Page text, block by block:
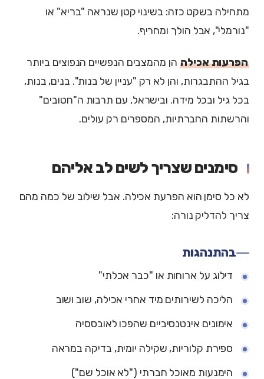
מתחילה בשקט כזה: בשינוי קטן שנראה "בריא" או
"נורמלי", אבל הולך ומחריף.
הפרעות אכילה הן מהמצבים הנפשיים הנפוצים ביותר
בגיל ההתבגרות, והן לא רק "עניין של בנות". בנים, בנות,
בכל גיל ובכל מידה. ובישראל, עם תרבות ה"חטובים"
והרשתות החברתיות, המספרים רק עולים.
סימנים שצריך לשים לב אליהם
לא כל סימן הוא הפרעת אכילה. אבל שילוב של כמה מהם
צריך להדליק נורה:
בהתנהגות
דילוג על ארוחות או "כבר אכלתי"
הליכה לשירותים מיד אחרי אכילה, שוב ושוב
אימונים אינטנסיביים שהפכו לאובססיה
ספירת קלוריות, שקילה יומית, בדיקה במראה
הימנעות מאוכל חברתי ("לא אוכל שם")